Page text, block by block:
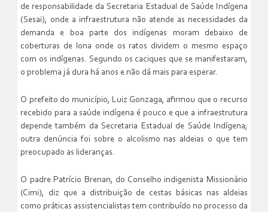
de responsabilidade da Secretaria Estadual de Saúde Indígena
(Sesai), onde a infraestrutura não atende as necessidades da
demanda e boa parte dos indígenas moram debaixo de
coberturas de lona onde os ratos dividem o mesmo espaço
com os indígenas. Segundo os caciques que se manifestaram,
o problema já dura há anos e não dá mais para esperar.
O prefeito do município, Luiz Gonzaga, afirmou que o recurso
recebido para a saúde indígena é pouco e que a infraestrutura
depende também da Secretaria Estadual de Saúde Indígena;
outra denúncia foi sobre o alcolismo nas aldeias o que tem
preocupado as lideranças.
O padre Patrício Brenan, do Conselho indigenista Missionário
(Cimi), diz que a distribuição de cestas básicas nas aldeias
como práticas assistencialistas tem contribuído no processo da